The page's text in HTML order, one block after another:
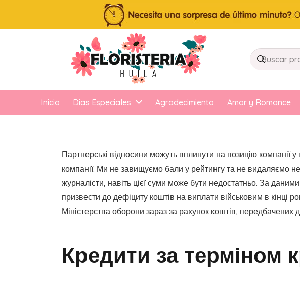
Inicio Dias Especiales Agradecimiento Amor y Romance
Партнерські відносини можуть вплинути на позицію компанії
компанії. Ми не завищуємо бали у рейтингу та не видаляємо
журналісти, навіть цієї суми може бути недостатньо. За
призвести до дефіциту коштів на виплати військовим в кінці
Міністерства оборони зараз за рахунок коштів, передбачених
Кредити за терміном